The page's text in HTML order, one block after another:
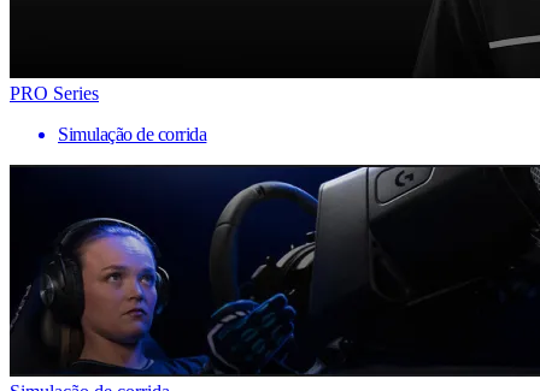
PRO Series
Simulação de corrida